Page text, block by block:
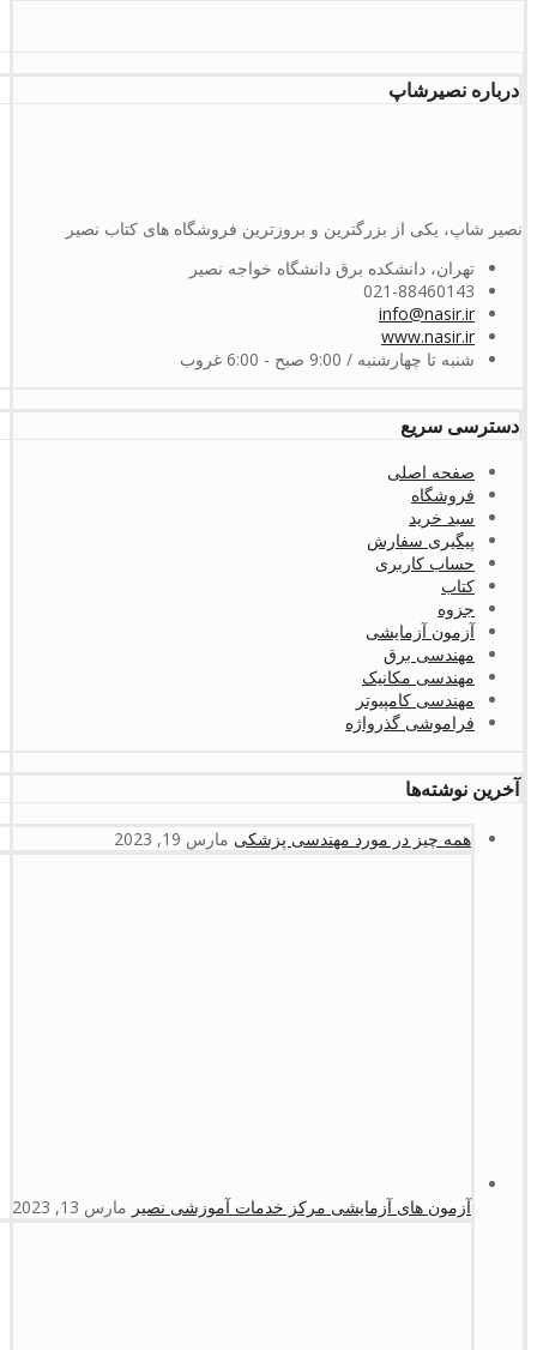
درباره نصیرشاپ
نصیر شاپ، یکی از بزرگترین و بروزترین فروشگاه های کتاب نصیر
تهران، دانشکده برق دانشگاه خواجه نصیر
021-88460143
info@nasir.ir
www.nasir.ir
شنبه تا چهارشنبه / 9:00 صبح - 6:00 غروب
دسترسی سریع
صفحه اصلی
فروشگاه
سبد خرید
پیگیری سفارش
حساب کاربری
کتاب
جزوه
آزمون آزمایشی
مهندسی برق
مهندسی مکانیک
مهندسی کامپیوتر
فراموشی گذرواژه
آخرین نوشته‌ها
همه چیز در مورد مهندسی پزشکی مارس 19, 2023
آزمون های آزمایشی مرکز خدمات آموزشی نصیر مارس 13, 2023